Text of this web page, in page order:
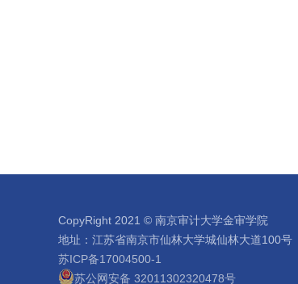
CopyRight 2021 © 南京审计大学金审学院
地址：江苏省南京市仙林大学城仙林大道100号
苏ICP备17004500-1
苏公网安备 32011302320478号